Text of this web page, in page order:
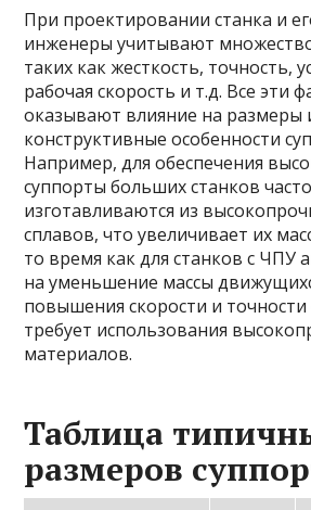
При проектировании станка и
инженеры учитывают
таких как жесткость, точность,
рабочая скорость и т.д. Все эти
оказывают влияние на размеры
конструктивные особенности
Например, для обеспечения
суппорты больших станков часто
изготавливаются из
сплавов, что увеличивает их
то время как для станков с ЧПУ
на уменьшение массы
повышения скорости и
требует использования
материалов.
Таблица
размеров